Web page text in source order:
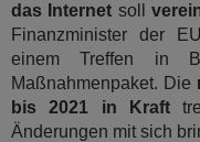
das Internet soll
Finanzminister der
einem Treffen in
Maßnahmenpaket. Die
bis 2021 in Kraft
Änderungen mit sich